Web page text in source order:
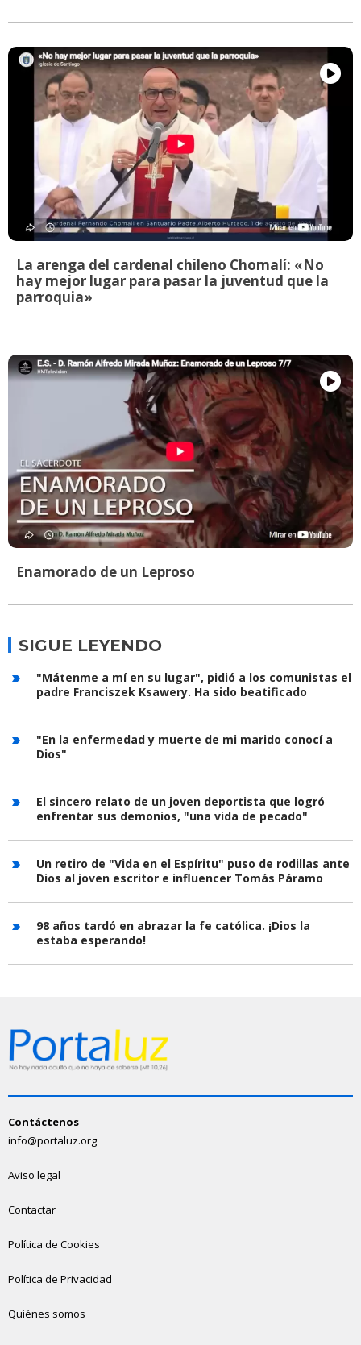
La arenga del cardenal chileno Chomalí: «No
hay mejor lugar para pasar la juventud que la
parroquia»
Enamorado de un Leproso
SIGUE LEYENDO
"Mátenme a mí en su lugar", pidió a los comunistas el
padre Franciszek Ksawery. Ha sido beatificado
"En la enfermedad y muerte de mi marido conocí a
Dios"
El sincero relato de un joven deportista que logró
enfrentar sus demonios, "una vida de pecado"
Un retiro de "Vida en el Espíritu" puso de rodillas ante
Dios al joven escritor e influencer Tomás Páramo
98 años tardó en abrazar la fe católica. ¡Dios la
estaba esperando!
Contáctenos
info@portaluz.org
Aviso legal
Contactar
Política de Cookies
Política de Privacidad
Quiénes somos